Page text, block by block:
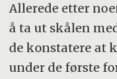
Allerede etter
å ta ut skålen
de konstatere at
under de første